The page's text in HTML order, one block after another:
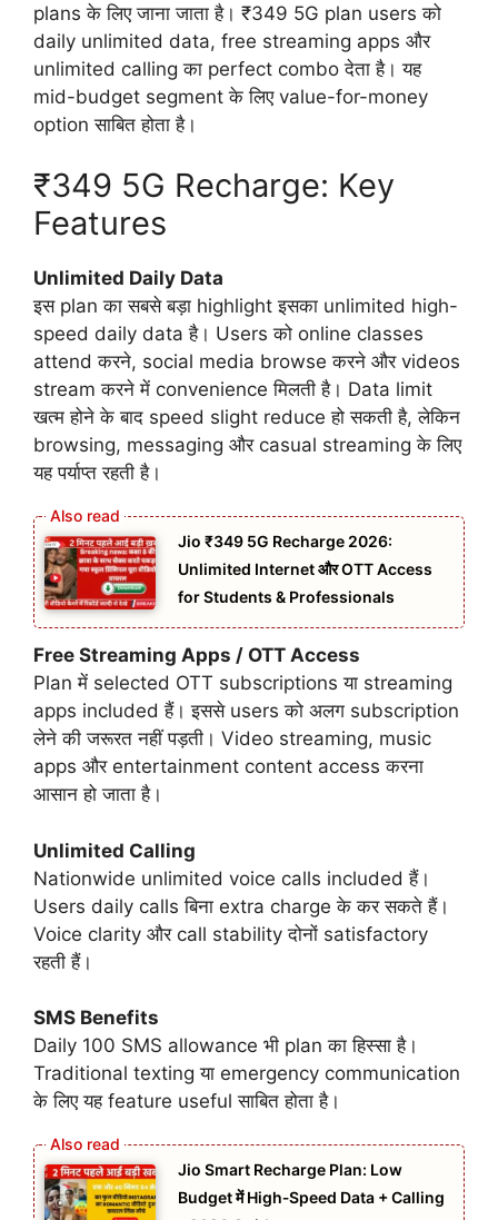
plans के लिए जाना जाता है। ₹349 5G plan users को
daily unlimited data, free streaming apps और
unlimited calling का perfect combo देता है। यह
mid-budget segment के लिए value-for-money
option साबित होता है।
₹349 5G Recharge: Key
Features
Unlimited Daily Data
इस plan का सबसे बड़ा highlight इसका unlimited high-
speed daily data है। Users को online classes
attend करने, social media browse करने और videos
stream करने में convenience मिलती है। Data limit
खत्म होने के बाद speed slight reduce हो सकती है, लेकिन
browsing, messaging और casual streaming के लिए
यह पर्याप्त रहती है।
Jio ₹349 5G Recharge 2026:
Unlimited Internet और OTT Access
for Students & Professionals
Free Streaming Apps / OTT Access
Plan में selected OTT subscriptions या streaming
apps included हैं। इससे users को अलग subscription
लेने की जरूरत नहीं पड़ती। Video streaming, music
apps और entertainment content access करना
आसान हो जाता है।
Unlimited Calling
Nationwide unlimited voice calls included हैं।
Users daily calls बिना extra charge के कर सकते हैं।
Voice clarity और call stability दोनों satisfactory
रहती हैं।
SMS Benefits
Daily 100 SMS allowance भी plan का हिस्सा है।
Traditional texting या emergency communication
के लिए यह feature useful साबित होता है।
Jio Smart Recharge Plan: Low
Budget में High‑Speed Data + Calling